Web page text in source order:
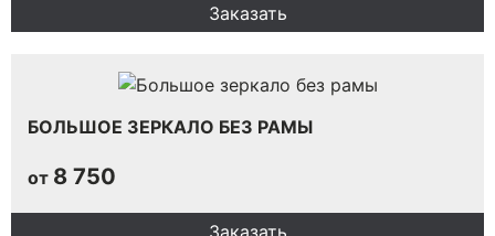
Заказать
БОЛЬШОЕ ЗЕРКАЛО БЕЗ РАМЫ
от 8 750